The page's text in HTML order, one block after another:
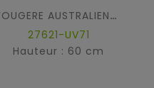
FOUGERE AUSTRALIENNE 60
27621-UV71
Hauteur : 60 cm